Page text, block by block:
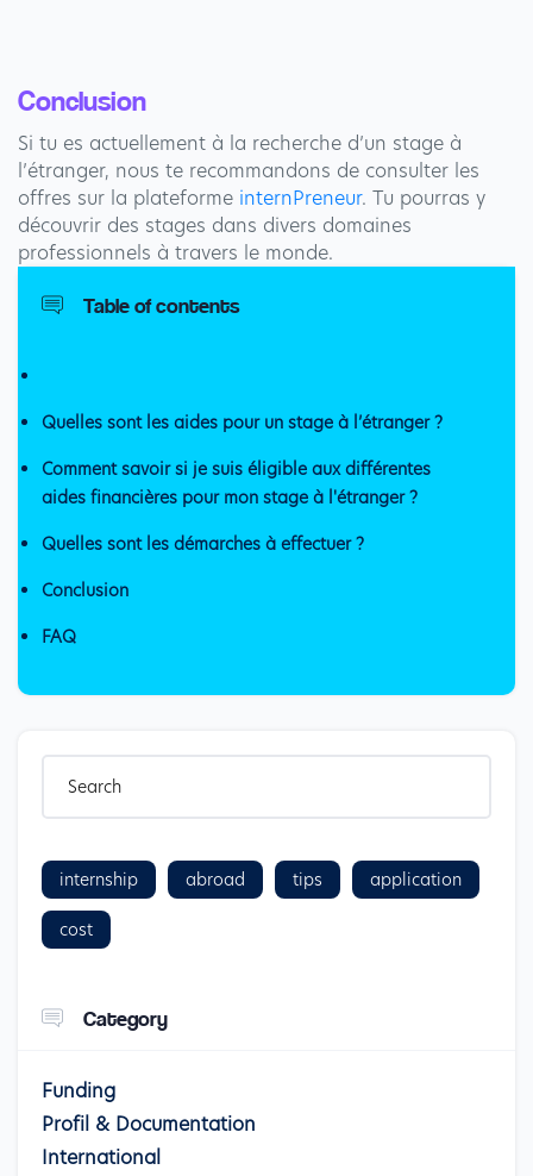
Conclusion
Si tu es actuellement à la recherche d’un stage à
l’étranger, nous te recommandons de consulter les
offres sur la plateforme internPreneur. Tu pourras y
découvrir des stages dans divers domaines
professionnels à travers le monde.
Table of contents
Quelles sont les aides pour un stage à l’étranger ?
Comment savoir si je suis éligible aux différentes
aides financières pour mon stage à l'étranger ?
Quelles sont les démarches à effectuer ?
Conclusion
FAQ
internship abroad tips application
cost
Category
Funding
Profil & Documentation
International